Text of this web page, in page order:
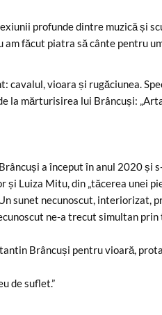
profunde dintre muzică și
am făcut piatra să cânte pentru
vioara și rugăciunea.
la mărturisirea lui Brâncuși:
a început în anul 2020 și
și Luiza Mitu, din „tăcerea unei
sunet necunoscut, interiorizat,
ne-a trecut simultan
Brâncuși pentru vioară,
de suflet.”